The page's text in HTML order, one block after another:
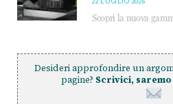
Desideri approfondire un
pagine? Scrivici,